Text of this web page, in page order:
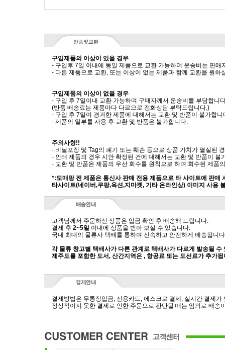
구입제품의 이상이 있을 경우
- 구입후 7일 이내에 동일 제품으로 교환 가능하며 운송비는 판매
- 다른 제품으로 교환, 또는 이상이 없는 제품과 함께 교환을 원하
구입제품의 이상이 없을 경우
- 구입 후 7일이내 교환 가능하며 구매자께서 운송비를 부담합니
(반품 배송료는 제품마다 다르므로 전화상담 부탁드립니다.)
- 구입 후 7일이 경과한 제품에 대해서는 교환 및 반품이 불가합니
- 제품의 일부를 사용 후 교환 및 반품은 불가합니다.
주의사항!!
- 비닐포장 및 Tag의 폐기 또는 훼손 등으로 상품 가치가 멸실된
- 인쇄 제품의 경우 시안 확정된 건에 대해서는 교환 및 반품이 불
- 교환 및 반품은 제품의 우선 회수를 원칙으로 하며 회수된 제품
*:도매팡 전 제품은 통신사 판매 전용 제품으로 타 사이트에 판매
타사이트(네이버,쿠팡,옥션,지마켓, 기타 온라인상) 이미지 사용
고객님께서 주문하신 상품은 입금 확인 후 배송해 드립니다.
결제 후 2~5일 이내에 상품을 받아 보실 수 있습니다.
국내 최대의 물류사 택배를 통하여 신속하고 안전하게 배송됩니
각 물류 창고별 택배사가 다른 관계로 택배사가 다르게 발송될 수
제주도를 포함한 도서, 산간지역은 , 항공료 또는 도선료가 추가됩
결제방법은 무통장입금, 신용카드, 에스크로 결제, 실시간 결제가
정상적이지 못한 결제로 인한 주문으로 판단될 때는 임의로 배송